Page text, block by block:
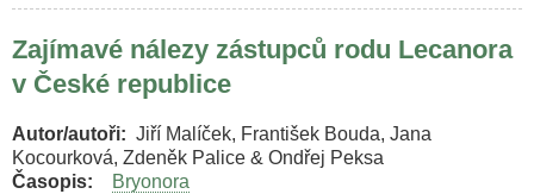
Zajímavé nálezy zástupců rodu Lecanora
v České republice
Autor/autoři
Jiří Malíček, František Bouda, Jana
Kocourková, Zdeněk Palice & Ondřej Peksa
Časopis
Bryonora